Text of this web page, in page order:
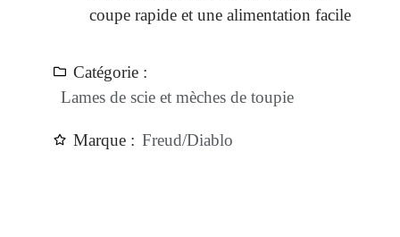
coupe rapide et une alimentation facile
Catégorie :
Lames de scie et mèches de toupie
Marque : Freud/Diablo